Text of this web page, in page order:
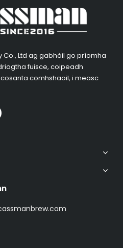
Co., Ltd ag gabháil go príomha
fuisce, coipeadh
comhshaoil, i measc